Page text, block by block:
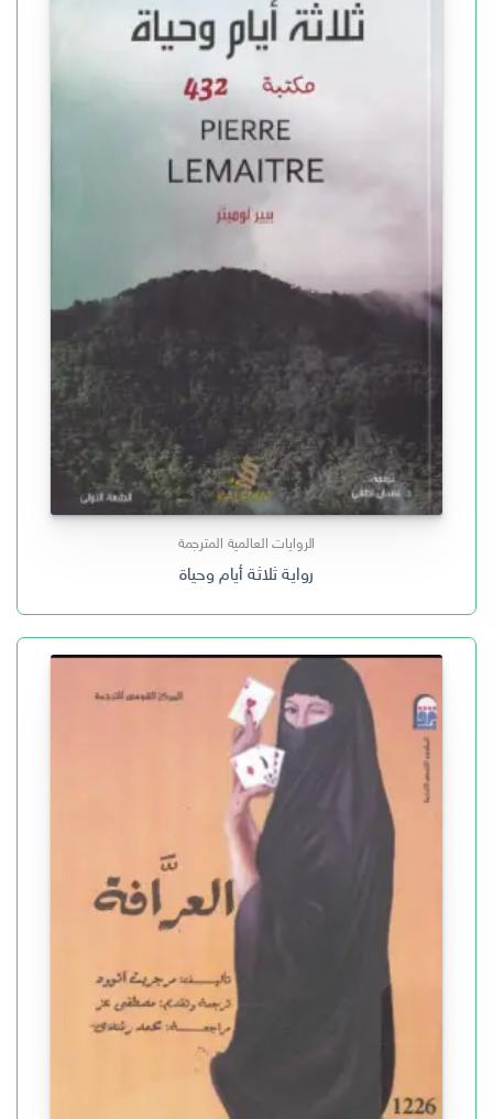
الروايات العالمية المترجمة
رواية ثلاثة أيام وحياة